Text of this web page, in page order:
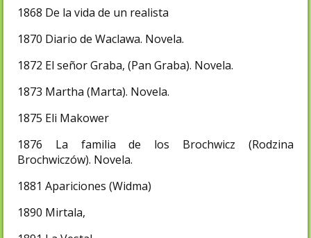
1868 De la vida de un realista
1870 Diario de Waclawa. Novela.
1872 El señor Graba, (Pan Graba). Novela.
1873 Martha (Marta). Novela.
1875 Eli Makower
1876 La familia de los Brochwicz (Rodzina
Brochwiczów). Novela.
1881 Apariciones (Widma)
1890 Mirtala,